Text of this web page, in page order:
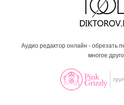
Аудио редактор онлайн - обрезать
многое